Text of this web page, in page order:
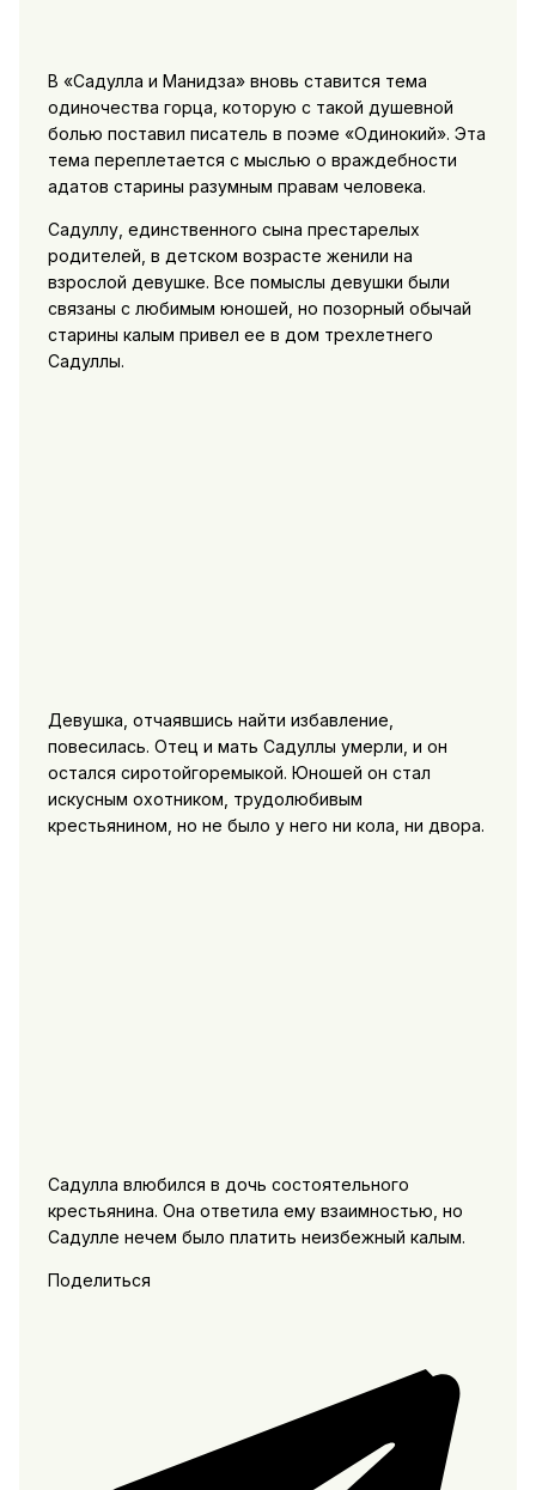
В «Садулла и Манидза» вновь ставится тема
одиночества горца, которую с такой душевной
болью поставил писатель в поэме «Одинокий». Эта
тема переплетается с мыслью о враждебности
адатов старины разумным правам человека.
Садуллу, единственного сына престарелых
родителей, в детском возрасте женили на
взрослой девушке. Все помыслы девушки были
связаны с любимым юношей, но позорный обычай
старины калым привел ее в дом трехлетнего
Садуллы.
Девушка, отчаявшись найти избавление,
повесилась. Отец и мать Садуллы умерли, и он
остался сиротойгоремыкой. Юношей он стал
искусным охотником, трудолюбивым
крестьянином, но не было у него ни кола, ни двора.
Садулла влюбился в дочь состоятельного
крестьянина. Она ответила ему взаимностью, но
Садулле нечем было платить неизбежный калым.
Поделиться